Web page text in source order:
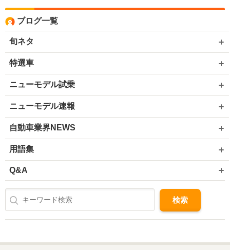
ブログ一覧
旬ネタ
特選車
ニューモデル試乗
ニューモデル速報
自動車業界NEWS
用語集
Q&A